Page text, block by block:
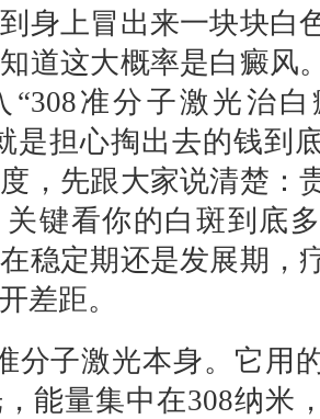
身上冒出来一块块白
道这大概率是白癜风
“308准分子激光治
是担心掏出去的钱到
，先跟大家说清楚：
键看你的白斑到底
稳定期还是发展期，
差距。
分子激光本身。它用
能量集中在308纳米